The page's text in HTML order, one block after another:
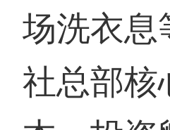
场洗衣
社总部